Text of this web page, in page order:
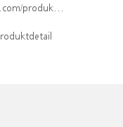
isin/DE000WA3FUA2